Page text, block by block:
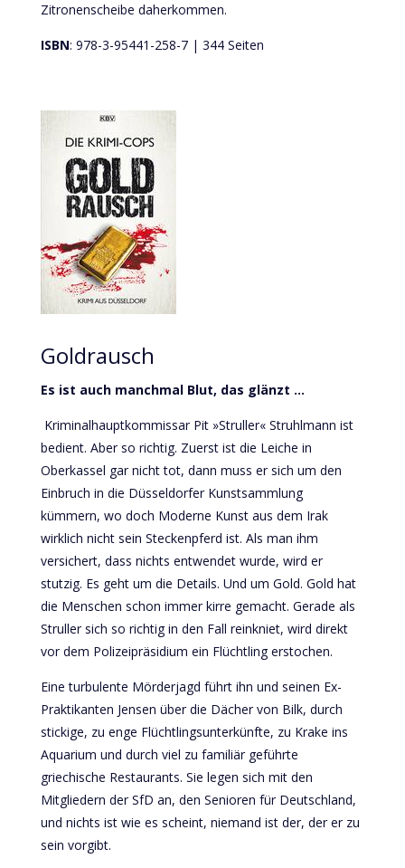
Zitronenscheibe daherkommen.
ISBN: 978-3-95441-258-7 | 344 Seiten
Goldrausch
Es ist auch manchmal Blut, das glänzt …
Kriminalhauptkommissar Pit »Struller« Struhlmann ist
bedient. Aber so richtig. Zuerst ist die Leiche in
Oberkassel gar nicht tot, dann muss er sich um den
Einbruch in die Düsseldorfer Kunstsammlung
kümmern, wo doch Moderne Kunst aus dem Irak
wirklich nicht sein Steckenpferd ist. Als man ihm
versichert, dass nichts entwendet wurde, wird er
stutzig. Es geht um die Details. Und um Gold. Gold hat
die Menschen schon immer kirre gemacht. Gerade als
Struller sich so richtig in den Fall reinkniet, wird direkt
vor dem Polizeipräsidium ein Flüchtling erstochen.
Eine turbulente Mörderjagd führt ihn und seinen Ex-
Praktikanten Jensen über die Dächer von Bilk, durch
stickige, zu enge Flüchtlingsunterkünfte, zu Krake ins
Aquarium und durch viel zu familiär geführte
griechische Restaurants. Sie legen sich mit den
Mitgliedern der SfD an, den Senioren für Deutschland,
und nichts ist wie es scheint, niemand ist der, der er zu
sein vorgibt.